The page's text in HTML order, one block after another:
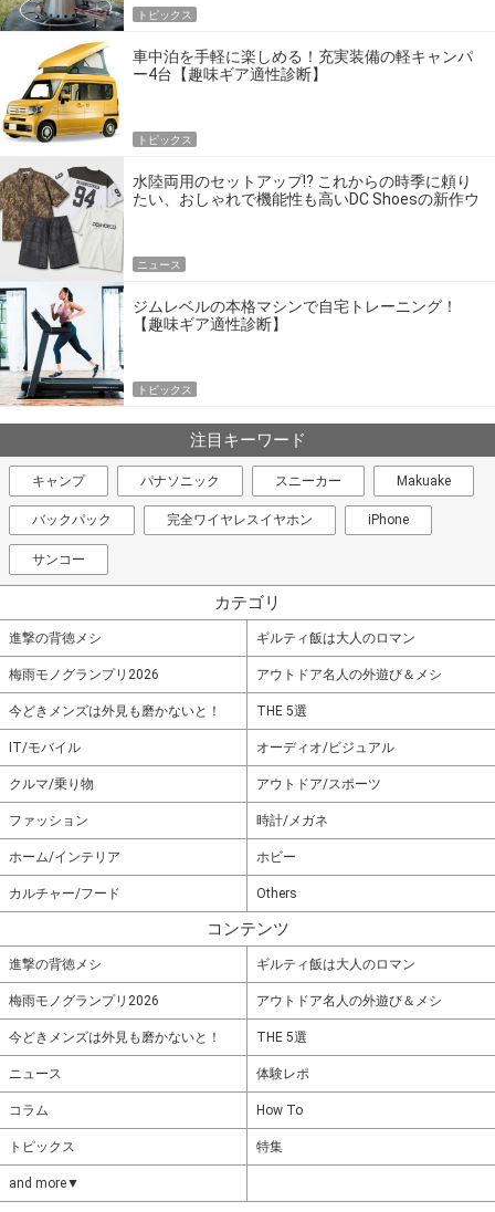
トピックス
車中泊を手軽に楽しめる！充実装備の軽キャンパ
ー4台【趣味ギア適性診断】
トピックス
水陸両用のセットアップ!? これからの時季に頼り
たい、おしゃれで機能性も高いDC Shoesの新作ウ
ニュース
ジムレベルの本格マシンで自宅トレーニング！
【趣味ギア適性診断】
トピックス
注目キーワード
キャンプ パナソニック スニーカー Makuake
バックパック 完全ワイヤレスイヤホン iPhone
サンコー
カテゴリ
進撃の背徳メシ ギルティ飯は大人のロマン
梅雨モノグランプリ2026 アウトドア名人の外遊び＆メシ
今どきメンズは外見も磨かないと！ THE 5選
IT/モバイル オーディオ/ビジュアル
クルマ/乗り物 アウトドア/スポーツ
ファッション 時計/メガネ
ホーム/インテリア ホビー
カルチャー/フード Others
コンテンツ
進撃の背徳メシ ギルティ飯は大人のロマン
梅雨モノグランプリ2026 アウトドア名人の外遊び＆メシ
今どきメンズは外見も磨かないと！ THE 5選
ニュース 体験レポ
コラム How To
トピックス 特集
and more▼